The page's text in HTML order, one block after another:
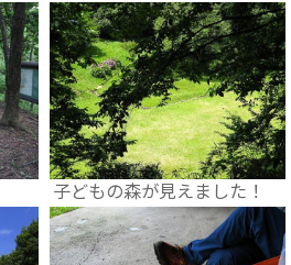
子どもの森が見えました！